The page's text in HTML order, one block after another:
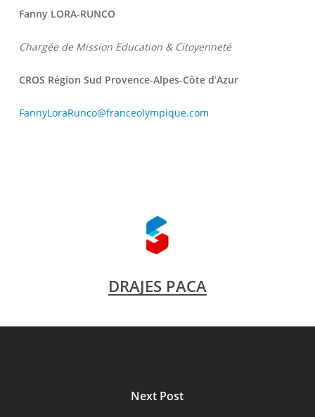
Fanny LORA-RUNCO
Chargée de Mission Education & Citoyenneté
CROS Région Sud Provence-Alpes-Côte d’Azur
FannyLoraRunco@franceolympique.com
DRAJES PACA
Next Post